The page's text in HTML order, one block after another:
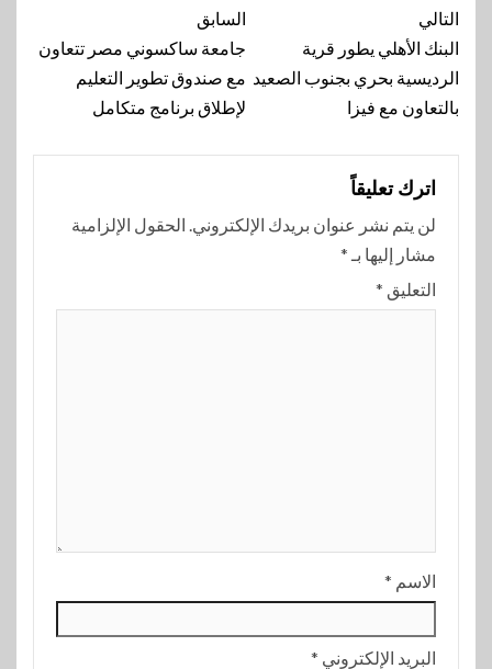
تنقل
المقالة
السابق
جامعة ساكسوني مصر تتعاون
مع صندوق تطوير التعليم
لإطلاق برنامج متكامل
التالي
البنك الأهلي يطور قرية
الرديسية بحري بجنوب الصعيد
بالتعاون مع فيزا
اترك تعليقاً
لن يتم نشر عنوان بريدك الإلكتروني. الحقول الإلزامية
مشار إليها بـ *
التعليق *
الاسم *
البريد الإلكتروني *